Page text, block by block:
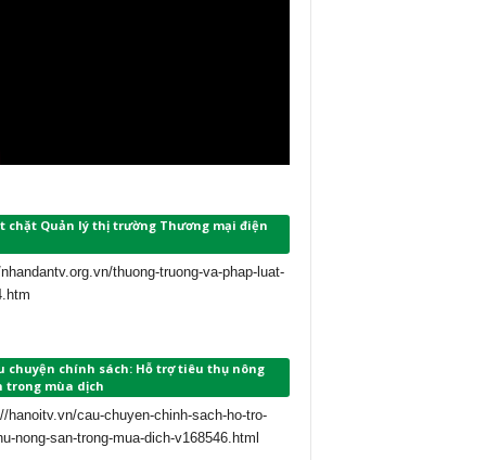
chặt Quản lý thị trường Thương mại điện
thuong-truong-va-phap-luat-
chuyện chính sách: Hỗ trợ tiêu thụ nông
trong mùa dịch
hanoitv.vn/cau-chuyen-chinh-sach-ho-tro-
nong-san-trong-mua-dich-v168546.html